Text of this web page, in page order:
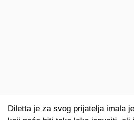
Diletta je za svog prijatelja imala